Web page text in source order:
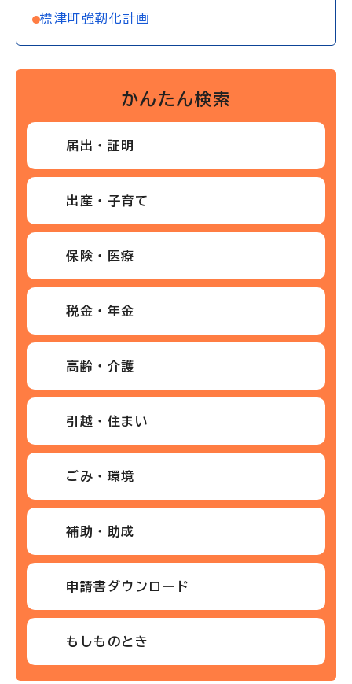
標津町強靭化計画
かんたん検索
届出・証明
出産・子育て
保険・医療
税金・年金
高齢・介護
引越・住まい
ごみ・環境
補助・助成
申請書ダウンロード
もしものとき